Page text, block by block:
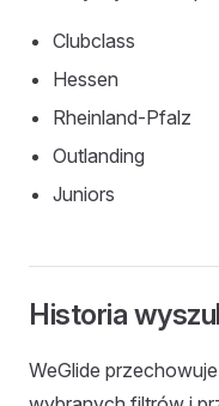
Clubclass
Hessen
Rheinland-Pfalz
Outlanding
Juniors
Historia
WeGlide